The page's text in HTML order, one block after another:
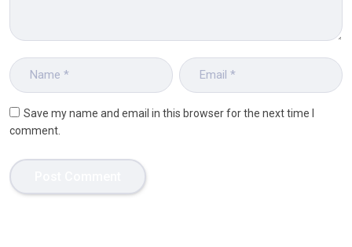
Save my name and email in this browser for the next time I
comment.